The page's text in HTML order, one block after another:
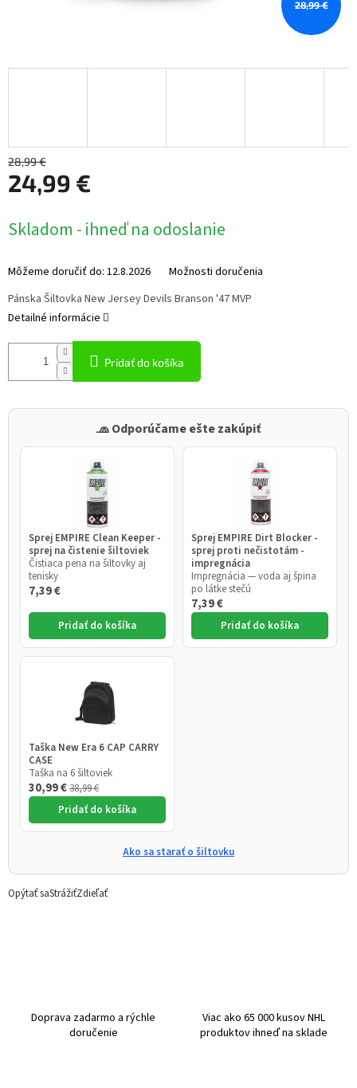
28,99 €
28,99 €
24,99 €
cena:
Skladom - ihneď na odoslanie
Môžeme doručiť do: 12.8.2026 Možnosti doručenia
Pridať do košíka
🧢 Odporúčame ešte zakúpiť
Sprej EMPIRE Clean Keeper -
sprej na čistenie šiltoviek
Čistiaca pena na šiltovky aj
tenisky
7,39 €
Pridať do košíka
Sprej EMPIRE Dirt Blocker -
sprej proti nečistotám -
impregnácia
Impregnácia — voda aj špina
po látke stečú
7,39 €
Pridať do košíka
Taška New Era 6 CAP CARRY
CASE
Taška na 6 šiltoviek
30,99 €38,99 €
Pridať do košíka
Ako sa starať o šiltovku
Pánska Šiltovka New Jersey Devils Branson '47 MVP
Detailné informácie
Opýtať saStrážiťZdieľať
Doprava zadarmo a rýchle
doručenie
Viac ako 65 000 kusov NHL
produktov ihneď na sklade